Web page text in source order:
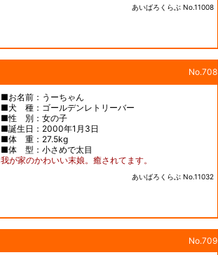
あいばろくらぶ No.11008
No.708
■お名前：うーちゃん
■犬 種：ゴールデンレトリーバー
■性 別：女の子
■誕生日：2000年1月3日
■体 重：27.5kg
■体 型：小さめで太目
我が家のかわいい末娘。癒されてます。
あいばろくらぶ No.11032
No.709